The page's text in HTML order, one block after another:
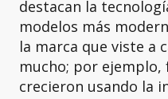
destacan la
modelos más
la marca que viste a
mucho; por
crecieron usando la